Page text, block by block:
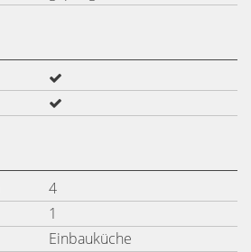
4
1
Einbauküche